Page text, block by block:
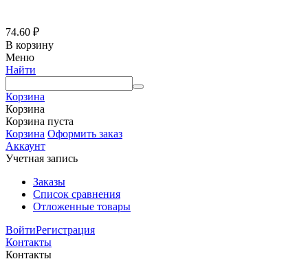
74.60 ₽
В корзину
Меню
Найти
Корзина
Корзина
Корзина пуста
Корзина Оформить заказ
Аккаунт
Учетная запись
Заказы
Список сравнения
Отложенные товары
ВойтиРегистрация
Контакты
Контакты